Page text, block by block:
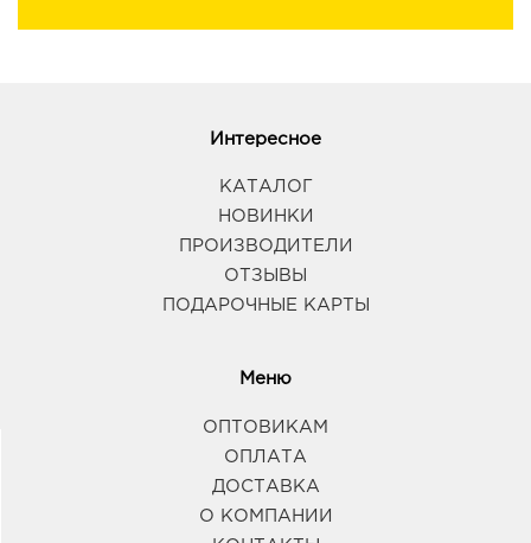
Интересное
КАТАЛОГ
НОВИНКИ
ПРОИЗВОДИТЕЛИ
ОТЗЫВЫ
ПОДАРОЧНЫЕ КАРТЫ
Меню
ОПТОВИКАМ
ОПЛАТА
ДОСТАВКА
О КОМПАНИИ